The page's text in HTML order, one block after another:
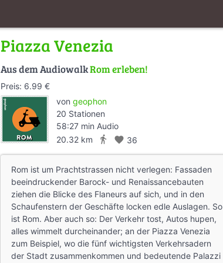
Piazza Venezia
Aus dem AudiowalkRom erleben!
Preis: 6.99 €
von geophon
20 Stationen
58:27 min Audio
20.32 km
directions_walk favorite 36
Rom ist um Prachtstrassen nicht verlegen: Fassaden
beeindruckender Barock- und Renaissancebauten
ziehen die Blicke des Flaneurs auf sich, und in den
Schaufenstern der Geschäfte locken edle Auslagen. So
ist Rom. Aber auch so: Der Verkehr tost, Autos hupen,
alles wimmelt durcheinander; an der Piazza Venezia
zum Beispiel, wo die fünf wichtigsten Verkehrsadern
der Stadt zusammenkommen und bedeutende Palazzi